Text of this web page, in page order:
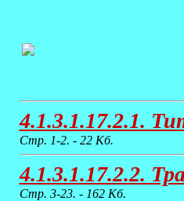
4.1.3.1.17.2.1.
Стр. 1-2. - 22 Кб.
4.1.3.1.17.2.2.
Стр. 3-23. - 162 Кб.